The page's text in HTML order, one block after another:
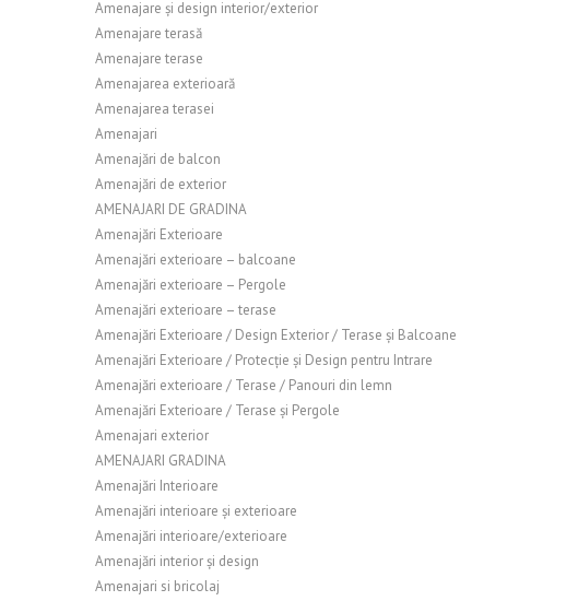
Amenajare și design interior/exterior
Amenajare terasă
Amenajare terase
Amenajarea exterioară
Amenajarea terasei
Amenajari
Amenajări de balcon
Amenajări de exterior
AMENAJARI DE GRADINA
Amenajări Exterioare
Amenajări exterioare – balcoane
Amenajări exterioare – Pergole
Amenajări exterioare – terase
Amenajări Exterioare / Design Exterior / Terase și Balcoane
Amenajări Exterioare / Protecție și Design pentru Intrare
Amenajări exterioare / Terase / Panouri din lemn
Amenajări Exterioare / Terase și Pergole
Amenajari exterior
AMENAJARI GRADINA
Amenajări Interioare
Amenajări interioare și exterioare
Amenajări interioare/exterioare
Amenajări interior și design
Amenajari si bricolaj